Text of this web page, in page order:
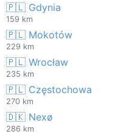
🇵🇱 Gdynia
159 km
🇵🇱 Mokotów
229 km
🇵🇱 Wrocław
235 km
🇵🇱 Częstochowa
270 km
🇩🇰 Nexø
286 km